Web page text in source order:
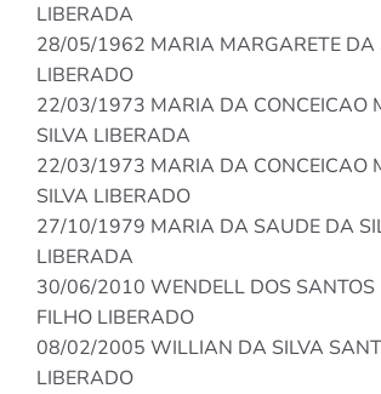
LIBERADA
28/05/1962 MARIA MARGARETE DA
LIBERADO
22/03/1973 MARIA DA CONCEICAO
SILVA LIBERADA
22/03/1973 MARIA DA CONCEICAO
SILVA LIBERADO
27/10/1979 MARIA DA SAUDE DA
LIBERADA
30/06/2010 WENDELL DOS SANTOS
FILHO LIBERADO
08/02/2005 WILLIAN DA SILVA
LIBERADO